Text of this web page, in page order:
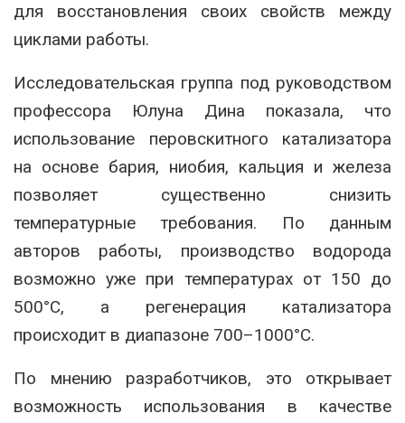
для восстановления своих свойств между
циклами работы.
Исследовательская группа под руководством
профессора Юлуна Дина показала, что
использование перовскитного катализатора
на основе бария, ниобия, кальция и железа
позволяет существенно снизить
температурные требования. По данным
авторов работы, производство водорода
возможно уже при температурах от 150 до
500°C, а регенерация катализатора
происходит в диапазоне 700–1000°C.
По мнению разработчиков, это открывает
возможность использования в качестве